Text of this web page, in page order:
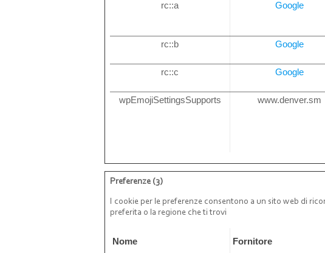
rc::a Google
rc::b Google
rc::c
Google
wpEmojiSettingsSupports
www.denver.sm
Preferenze (3)
I cookie per le preferenze consentono a un sito web di
preferita o la regione che ti trovi
Nome Fornitore